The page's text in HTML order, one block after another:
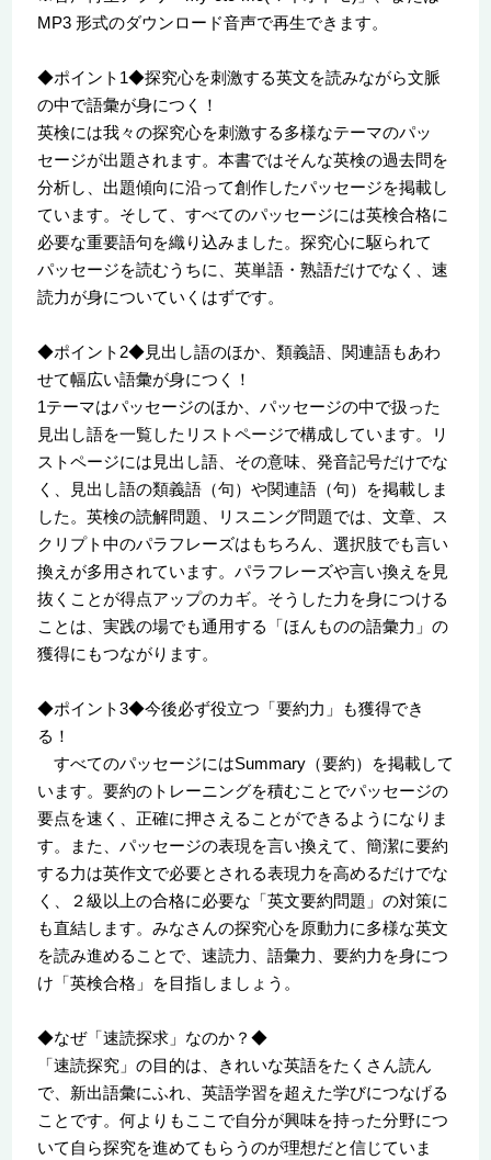
MP3 形式のダウンロード音声で再生できます。
◆ポイント1◆探究心を刺激する英文を読みながら文脈
の中で語彙が身につく！
英検には我々の探究心を刺激する多様なテーマのパッ
セージが出題されます。本書ではそんな英検の過去問を
分析し、出題傾向に沿って創作したパッセージを掲載し
ています。そして、すべてのパッセージには英検合格に
必要な重要語句を織り込みました。探究心に駆られて
パッセージを読むうちに、英単語・熟語だけでなく、速
読力が身についていくはずです。
◆ポイント2◆見出し語のほか、類義語、関連語もあわ
せて幅広い語彙が身につく！
1テーマはパッセージのほか、パッセージの中で扱った
見出し語を一覧したリストページで構成しています。リ
ストページには見出し語、その意味、発音記号だけでな
く、見出し語の類義語（句）や関連語（句）を掲載しま
した。英検の読解問題、リスニング問題では、文章、ス
クリプト中のパラフレーズはもちろん、選択肢でも言い
換えが多用されています。パラフレーズや言い換えを見
抜くことが得点アップのカギ。そうした力を身につける
ことは、実践の場でも通用する「ほんものの語彙力」の
獲得にもつながります。
◆ポイント3◆今後必ず役立つ「要約力」も獲得でき
る！
すべてのパッセージにはSummary（要約）を掲載して
います。要約のトレーニングを積むことでパッセージの
要点を速く、正確に押さえることができるようになりま
す。また、パッセージの表現を言い換えて、簡潔に要約
する力は英作文で必要とされる表現力を高めるだけでな
く、２級以上の合格に必要な「英文要約問題」の対策に
も直結します。みなさんの探究心を原動力に多様な英文
を読み進めることで、速読力、語彙力、要約力を身につ
け「英検合格」を目指しましょう。
◆なぜ「速読探求」なのか？◆
「速読探究」の目的は、きれいな英語をたくさん読ん
で、新出語彙にふれ、英語学習を超えた学びにつなげる
ことです。何よりもここで自分が興味を持った分野につ
いて自ら探究を進めてもらうのが理想だと信じていま